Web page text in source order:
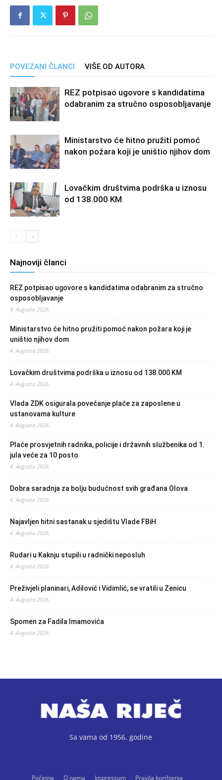
POVEZANI ČLANCI VIŠE OD AUTORA
REZ potpisao ugovore s kandidatima
odabranim za stručno osposobljavanje
Ministarstvo će hitno pružiti pomoć
nakon požara koji je uništio njihov dom
Lovačkim društvima podrška u iznosu
od 138.000 KM
Najnoviji članci
REZ potpisao ugovore s kandidatima odabranim za stručno
osposobljavanje
4. Augusta 2026.
Ministarstvo će hitno pružiti pomoć nakon požara koji je
uništio njihov dom
4. Augusta 2026.
Lovačkim društvima podrška u iznosu od 138.000 KM
4. Augusta 2026.
Vlada ZDK osigurala povećanje plaće za zaposlene u
ustanovama kulture
4. Augusta 2026.
Plaće prosvjetnih radnika, policije i državnih službenika od 1.
jula veće za 10 posto
4. Augusta 2026.
Dobra saradnja za bolju budućnost svih građana Olova
4. Augusta 2026.
Najavljen hitni sastanak u sjedištu Vlade FBiH
4. Augusta 2026.
Rudari u Kaknju stupili u radnički neposluh
4. Augusta 2026.
Preživjeli planinari, Adilović i Vidimlić, se vratili u Zenicu
4. Augusta 2026.
Spomen za Fadila Imamovića
4. Augusta 2026.
Sa vama od 1956. godine
Početna O nama Impressum Pravila korištenja